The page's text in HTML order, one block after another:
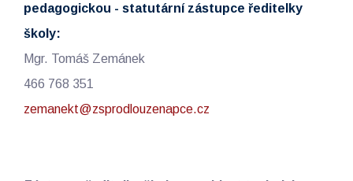
pedagogickou - statutární zástupce ředitelky
školy:
Mgr. Tomáš Zemánek
466 768 351
zemanekt@zsprodlouzenapce.cz